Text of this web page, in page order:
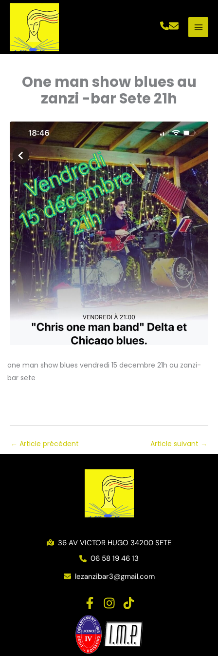
Aller
One man show blues au
zanzi -bar Sete 21h
one man show blues vendredi 15 decembre 21h au zanzi-
bar sete
← Article précédent Article suivant →
36 AV VICTOR HUGO 34200 SETE
06 58 19 46 13
lezanzibar3@gmail.com